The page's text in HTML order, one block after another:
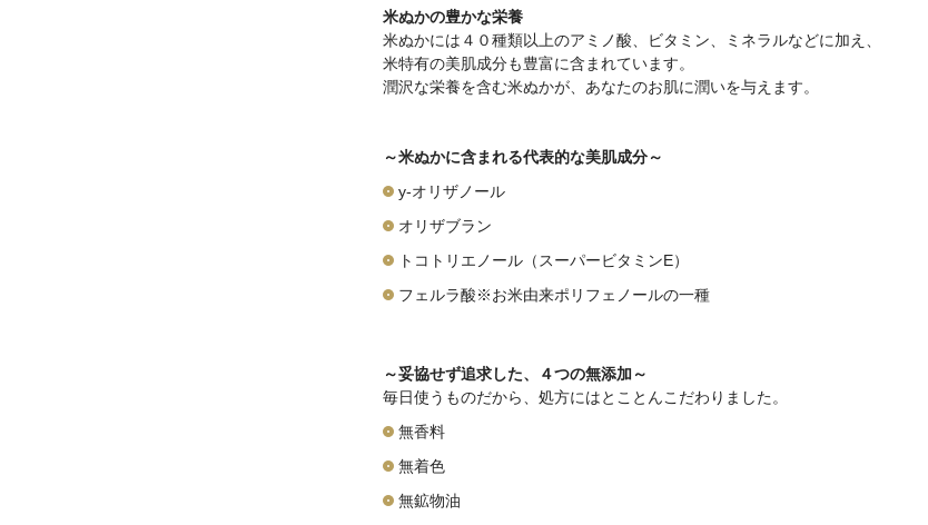
米ぬかの豊かな栄養
米ぬかには４０種類以上のアミノ酸、ビタミン、ミネラルなどに加え、
米特有の美肌成分も豊富に含まれています。
潤沢な栄養を含む米ぬかが、あなたのお肌に潤いを与えます。
～米ぬかに含まれる代表的な美肌成分～
y-オリザノール
オリザブラン
トコトリエノール（スーパービタミンE）
フェルラ酸※お米由来ポリフェノールの一種
～妥協せず追求した、４つの無添加～
毎日使うものだから、処方にはとことんこだわりました。
無香料
無着色
無鉱物油